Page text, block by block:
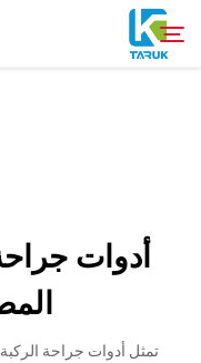
القدرات
أخبار وأحداث
أدوات